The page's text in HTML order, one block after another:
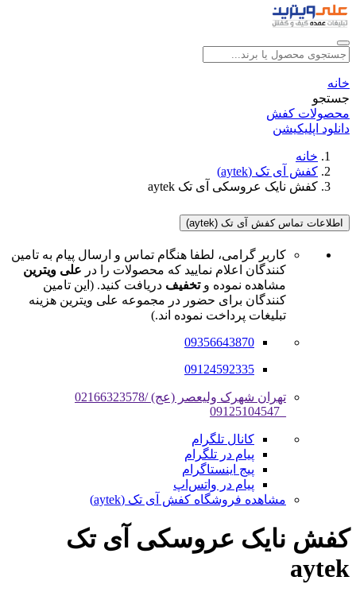
خانه
جستجو
محصولات کفش
دانلود اپلیکیشن
خانه
کفش آی تک (aytek)
کفش نایک عروسکی آی تک aytek
اطلاعات تماس کفش آی تک (aytek)
کاربر گرامی، لطفا هنگام تماس و ارسال پیام به تامین
کنندگان اعلام نمایید که محصولات را در علی ویترین
مشاهده نموده وتخفیف دریافت کنید. (این تامین
کنندگان برای حضور در مجموعه علی ویترین هزینه
تبلیغات پرداخت نموده اند.)
09356643870
09124592335
تهران شهرک ولیعصر (عج) /02166323578
کانال تلگرام
پیام در تلگرام
پیج اینستاگرام
پیام در واتس‌اپ
مشاهده فروشگاه کفش آی تک (aytek)
کفش نایک عروسکی آی تک
aytek